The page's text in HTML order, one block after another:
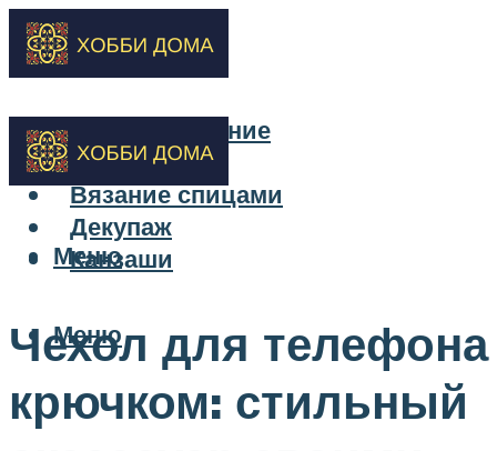
Бисероплетение
Вышивка
Вязание спицами
Декупаж
Канзаши
Меню
Меню
Чехол для телефона
крючком: стильный